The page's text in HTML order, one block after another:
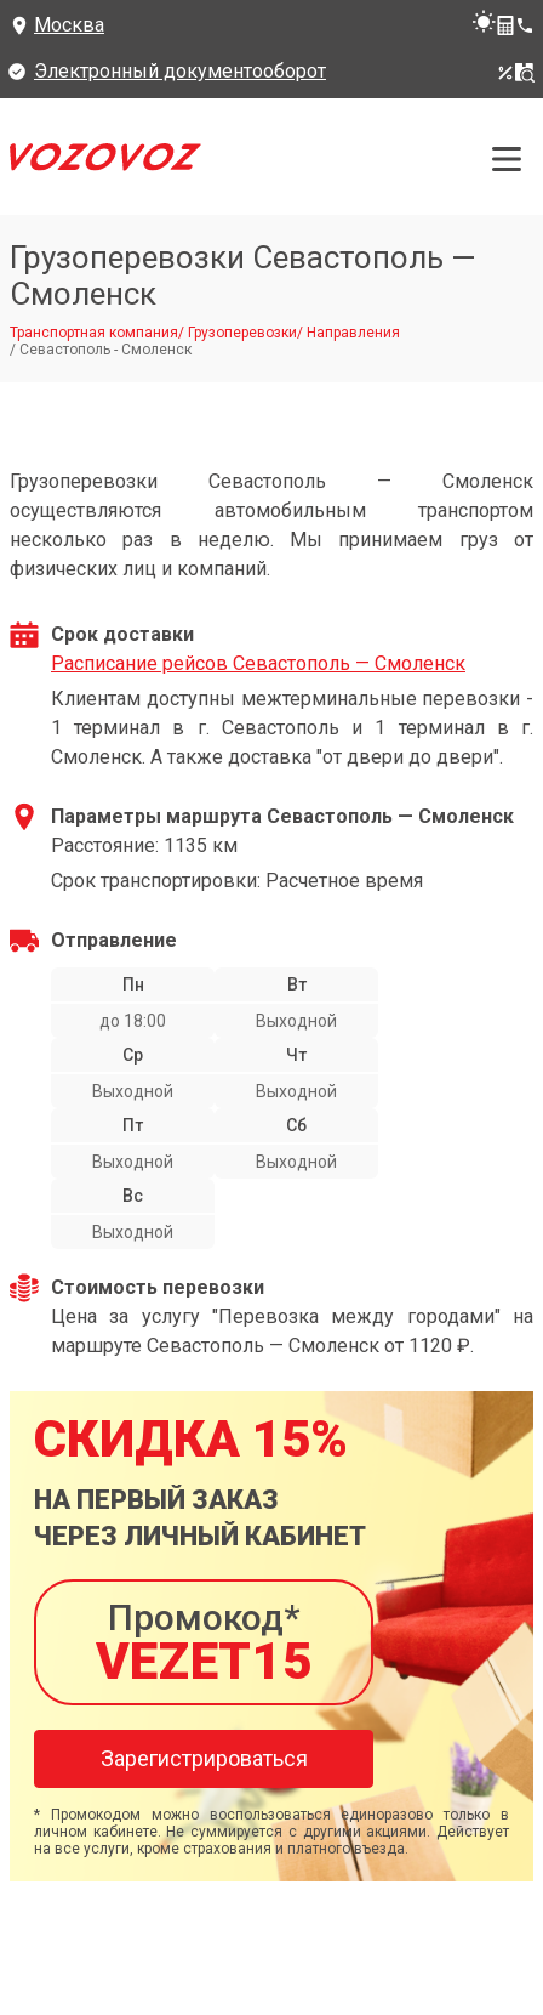
Москва
Электронный документооборот
Грузоперевозки Севастополь —
Смоленск
Транспортная компания/ Грузоперевозки/ Направления
/ Севастополь - Смоленск
Грузоперевозки Севастополь — Смоленск
осуществляются автомобильным транспортом
несколько раз в неделю. Мы принимаем груз от
физических лиц и компаний.
Срок доставки
Расписание рейсов Севастополь — Смоленск
Клиентам доступны межтерминальные перевозки -
1 терминал в г. Севастополь и 1 терминал в г.
Смоленск. А также доставка "от двери до двери".
Параметры маршрута Севастополь — Смоленск
Расстояние: 1135 км
Срок транспортировки: Расчетное время
Отправление
Пн
до 18:00
Вт
Выходной
Ср
Выходной
Чт
Выходной
Пт
Выходной
Сб
Выходной
Вс
Выходной
Стоимость перевозки
Цена за услугу "Перевозка между городами" на
маршруте Севастополь — Смоленск от 1120 ₽.
СКИДКА 15%
НА ПЕРВЫЙ ЗАКАЗ
ЧЕРЕЗ ЛИЧНЫЙ КАБИНЕТ
Промокод*
VEZET15
Зарегистрироваться
* Промокодом можно воспользоваться единоразово только в
личном кабинете. Не суммируется с другими акциями. Действует
на все услуги, кроме страхования и платного въезда.